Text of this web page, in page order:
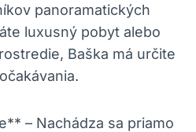
panoramatických
luxusný pobyt alebo
Baška má určite
– Nachádza sa priamo